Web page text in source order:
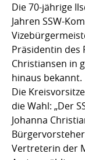
Die 70-jährige
Jahren SSW-
Präsidentin des
Christiansen in
hinaus bekannt.
Die
die Wahl: „Der
Johanna
Vertreterin der